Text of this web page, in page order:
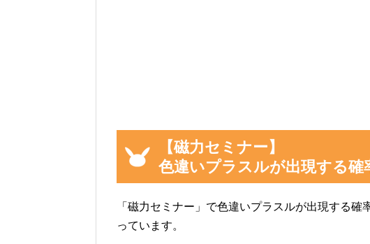
イベント参加前に図鑑の「見つけた数」
利
【磁力セミナー】
色違いプラスルが出現する確
「磁力セミナー」で色違いプラスルが出現する確
っています。